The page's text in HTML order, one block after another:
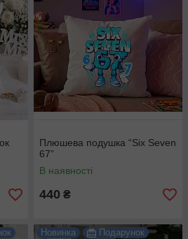
Плюшева подушка “Six Seven
67”
В наявності
440 ₴
Новинка Подарунок